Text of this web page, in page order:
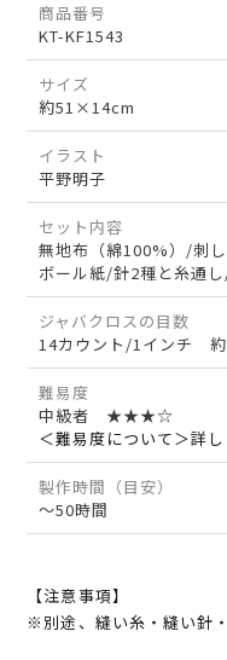
商品番号
KT-KF1543
サイズ
約51×14cm
イラスト
平野明子
セット内容
無地布（綿100%）/刺
ボール紙/針2種と糸通
ジャバクロスの目数
14カウント/1インチ
難易度
中級者 ★★★☆
＜難易度について＞詳
製作時間（目安）
～50時間
【注意事項】
※別途、縫い糸・縫い針